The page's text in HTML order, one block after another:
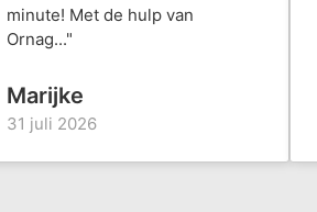
minute! Met de hulp van
Ornag..."
Marijke
31 juli 2026